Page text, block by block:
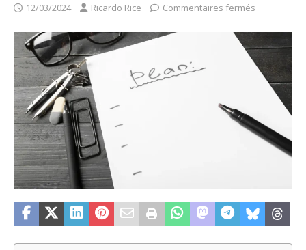
12/03/2024 Ricardo Rice Commentaires fermés